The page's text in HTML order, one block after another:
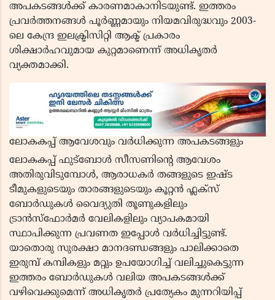
അപകടങ്ങൾക്ക് കാരണമാകാനിടയുണ്ട്. ഇത്തരം
പ്രവർത്തനങ്ങൾ പൂർണ്ണമായും നിയമവിരുദ്ധവും 2003-
ലെ കേന്ദ്ര ഇലക്ട്രിസിറ്റി ആക്ട് പ്രകാരം
ശിക്ഷാർഹവുമായ കുറ്റമാണെന്ന് അധികൃതർ
വ്യക്തമാക്കി.
ലോകകപ്പ് ആവേശവും വർധിക്കുന്ന അപകടങ്ങളും
ലോകകപ്പ് ഫുട്ബോൾ സീസണിന്റെ ആവേശം
അതിരുവിടുമ്പോൾ, ആരാധകർ തങ്ങളുടെ ഇഷ്ട
ടീമുകളുടെയും താരങ്ങളുടെയും കൂറ്റൻ ഫ്ലക്സ്
ബോർഡുകൾ വൈദ്യുതി തൂണുകളിലും
ട്രാൻസ്ഫോർമർ വേലികളിലും വ്യാപകമായി
സ്ഥാപിക്കുന്ന പ്രവണത ഇപ്പോൾ വർധിച്ചിട്ടുണ്ട്.
യാതൊരു സുരക്ഷാ മാനദണ്ഡങ്ങളും പാലിക്കാതെ
ഇരുമ്പ് കമ്പികളും മറ്റും ഉപയോഗിച്ച് വലിച്ചുകെട്ടുന്ന
ഇത്തരം ബോർഡുകൾ വലിയ അപകടങ്ങൾക്ക്
വഴിവെക്കുമെന്ന് അധികൃതർ പ്രത്യേകം മുന്നറിയിപ്പ്